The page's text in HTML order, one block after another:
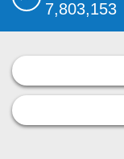
7,803,153